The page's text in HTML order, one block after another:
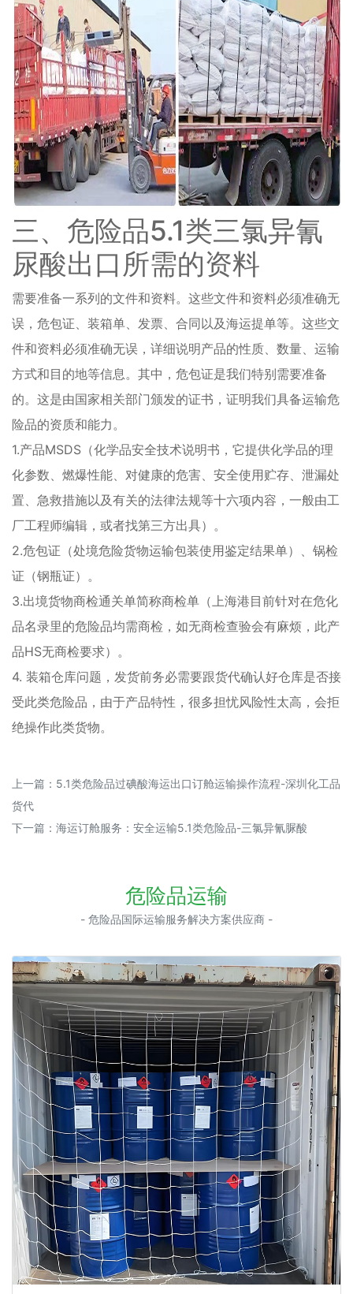
三、危险品5.1类三氯异氰
尿酸出口所需的资料
需要准备一系列的文件和资料。这些文件和资料必须准确无
误，危包证、装箱单、发票、合同以及海运提单等。这些文
件和资料必须准确无误，详细说明产品的性质、数量、运输
方式和目的地等信息。其中，危包证是我们特别需要准备
的。这是由国家相关部门颁发的证书，证明我们具备运输危
险品的资质和能力。
1.产品MSDS（化学品安全技术说明书，它提供化学品的理
化参数、燃爆性能、对健康的危害、安全使用贮存、泄漏处
置、急救措施以及有关的法律法规等十六项内容，一般由工
厂工程师编辑，或者找第三方出具）。
2.危包证（处境危险货物运输包装使用鉴定结果单）、锅检
证（钢瓶证）。
3.出境货物商检通关单简称商检单（上海港目前针对在危化
品名录里的危险品均需商检，如无商检查验会有麻烦，此产
品HS无商检要求）。
4. 装箱仓库问题，发货前务必需要跟货代确认好仓库是否接
受此类危险品，由于产品特性，很多担忧风险性太高，会拒
绝操作此类货物。
上一篇： 5.1类危险品过碘酸海运出口订舱运输操作流程-深圳化工品
货代
下一篇： 海运订舱服务：安全运输5.1类危险品-三氯异氰脲酸
危险品运输
- 危险品国际运输服务解决方案供应商 -